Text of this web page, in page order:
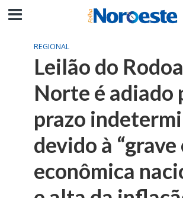
REGIONAL
Leilão do
Norte é adiado
prazo
devido à “grave
econômica